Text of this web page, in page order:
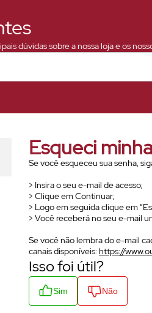
dúvidas sobre a nossa loja e os
Esqueci
Se você esqueceu sua senha,
> Insira o seu e-mail de acesso;
> Clique em Continuar;
> Logo em seguida clique em
> Você receberá no seu e-mail
Se você não lembra do e-mail
canais disponíveis: https://
Isso foi útil?
Sim Não